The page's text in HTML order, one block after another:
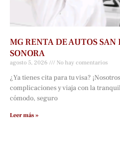
MG RENTA DE AUTOS
SONORA
agosto 5, 2026 No hay comentarios
¿Ya tienes cita para tu visa?
complicaciones y viaja con la
cómodo, seguro
Leer más »